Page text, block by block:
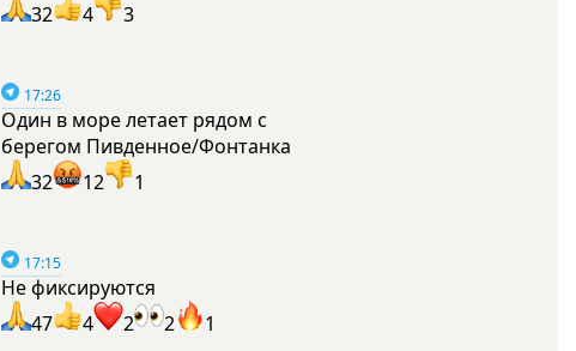
32
4 3
17:26
Один в море летает рядом с
берегом Пивденное/Фонтанка
32
12 1
17:15
Не фиксируются
47
4 2 2 1